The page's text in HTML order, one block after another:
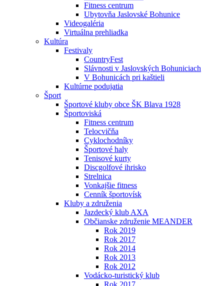
Fitness centrum
Ubytovňa Jaslovské Bohunice
Videogaléria
Virtuálna prehliadka
Kultúra
Festivaly
CountryFest
Slávnosti v Jaslovských Bohuniciach
V Bohunicách pri kaštieli
Kultúrne podujatia
Šport
Športové kluby obce ŠK Blava 1928
Športoviská
Fitness centrum
Telocvičňa
Cyklochodníky
Športové haly
Tenisové kurty
Discgolfové ihrisko
Strelnica
Vonkajšie fitness
Cenník športovísk
Kluby a združenia
Jazdecký klub AXA
Občianske združenie MEANDER
Rok 2019
Rok 2017
Rok 2014
Rok 2013
Rok 2012
Vodácko-turistický klub
Rok 2017